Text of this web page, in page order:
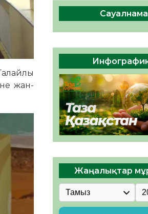
жан-
Руслан Рүстемұлы
әкімінің кеңесшісі
тағайындалды
05.08.2026
Сауалнама
Жаңалықтар